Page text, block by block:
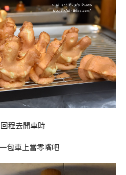
程去開車時
包車上當零嘴吧